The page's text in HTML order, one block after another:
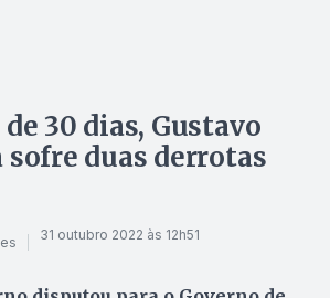
30 dias, Gustavo
duas derrotas
31 outubro 2022 às 12h51